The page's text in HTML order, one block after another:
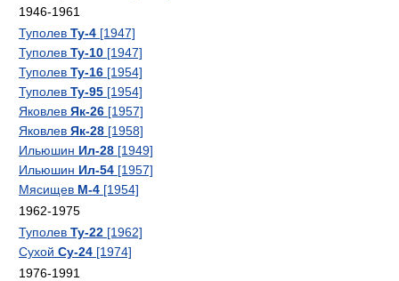
1946-1961
Туполев Ту-4 [1947]
Туполев Ту-10 [1947]
Туполев Ту-16 [1954]
Туполев Ту-95 [1954]
Яковлев Як-26 [1957]
Яковлев Як-28 [1958]
Ильюшин Ил-28 [1949]
Ильюшин Ил-54 [1957]
Мясищев М-4 [1954]
1962-1975
Туполев Ту-22 [1962]
Сухой Су-24 [1974]
1976-1991